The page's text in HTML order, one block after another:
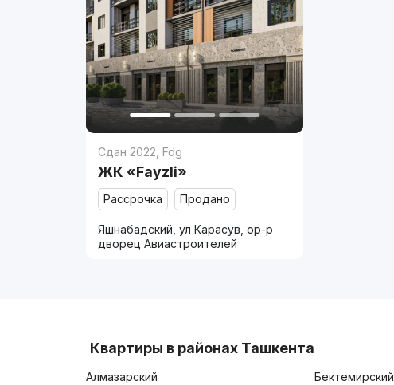
Сдан 2022 Fdg
ЖК «Fayzli»
Рассрочка Продано
Яшнабадский, ул Карасув, ор-р
дворец Авиастроителей
Квартиры в районах Ташкента
Алмазарский Бектемирский